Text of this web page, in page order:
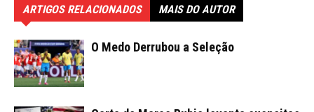
ARTIGOS RELACIONADOS MAIS DO AUTOR
O Medo Derrubou a Seleção